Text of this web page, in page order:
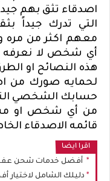
اصدقاء تثق بهم
التي تدرك جيداً
معهم اكثر من
أي شخص لا نعرفه
هذه النصائح او
لحمايه صورك من
حسابك الشخصي
من أي شخص او
قائمه الاصدقاء
اقرا ايضا
أفضل خدمات شحن عفش
دليلك الشامل لاختيار أفضل شركات